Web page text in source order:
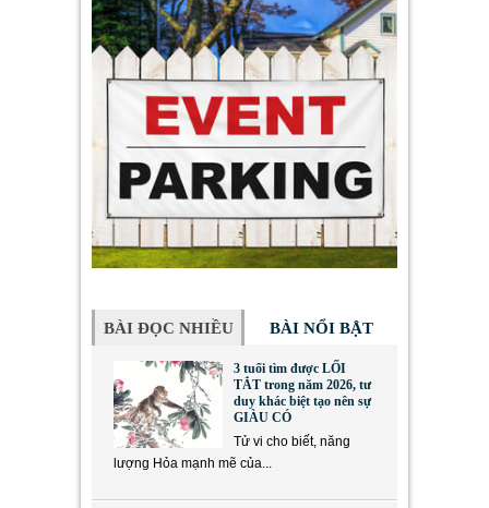
BÀI ĐỌC NHIỀU BÀI NỔI BẬT
3 tuổi tìm được LỐI
TẮT trong năm 2026, tư
duy khác biệt tạo nên sự
GIÀU CÓ
Tử vi cho biết, năng
lượng Hỏa mạnh mẽ của...